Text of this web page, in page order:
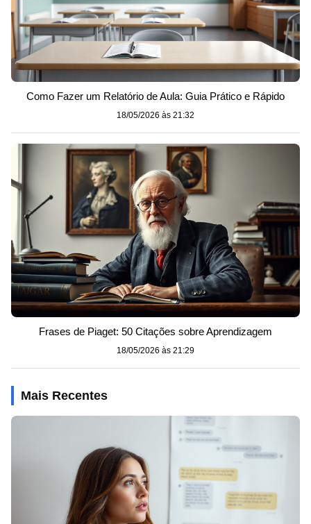
Como Fazer um Relatório de Aula: Guia Prático e Rápido
18/05/2026 às 21:32
Frases de Piaget: 50 Citações sobre Aprendizagem
18/05/2026 às 21:29
Mais Recentes